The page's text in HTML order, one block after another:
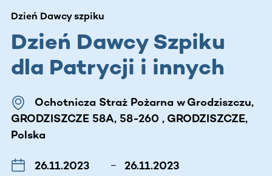
Dzień Dawcy szpiku
Dzień Dawcy Szpiku
dla Patrycji i innych
Ochotnicza Straż Pożarna w Grodziszczu,
GRODZISZCZE 58A, 58-260 , GRODZISZCZE,
Polska
26.11.2023 – 26.11.2023